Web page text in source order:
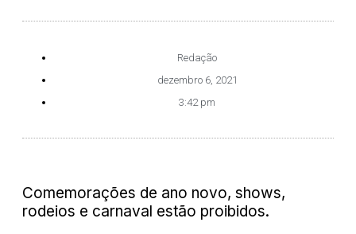
Redação
dezembro 6, 2021
3:42 pm
Comemorações de ano novo, shows,
rodeios e carnaval estão proibidos.